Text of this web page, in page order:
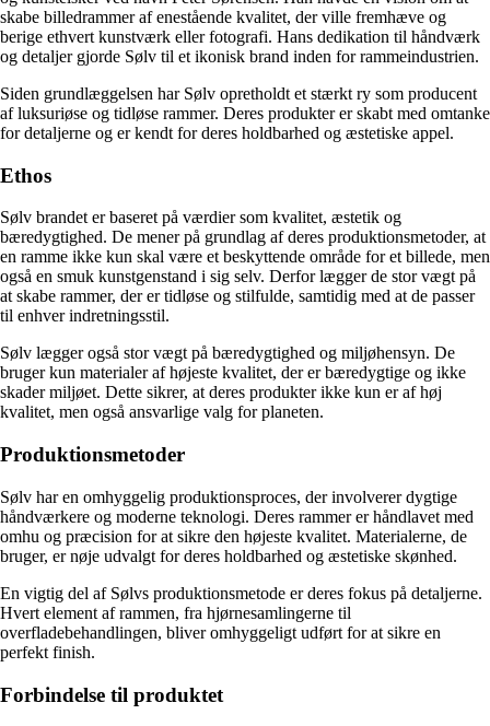
skabe billedrammer af enestående kvalitet, der ville fremhæve og
berige ethvert kunstværk eller fotografi. Hans dedikation til håndværk
og detaljer gjorde Sølv til et ikonisk brand inden for rammeindustrien.
Siden grundlæggelsen har Sølv opretholdt et stærkt ry som producent
af luksuriøse og tidløse rammer. Deres produkter er skabt med omtanke
for detaljerne og er kendt for deres holdbarhed og æstetiske appel.
Ethos
Sølv brandet er baseret på værdier som kvalitet, æstetik og
bæredygtighed. De mener på grundlag af deres produktionsmetoder, at
en ramme ikke kun skal være et beskyttende område for et billede, men
også en smuk kunstgenstand i sig selv. Derfor lægger de stor vægt på
at skabe rammer, der er tidløse og stilfulde, samtidig med at de passer
til enhver indretningsstil.
Sølv lægger også stor vægt på bæredygtighed og miljøhensyn. De
bruger kun materialer af højeste kvalitet, der er bæredygtige og ikke
skader miljøet. Dette sikrer, at deres produkter ikke kun er af høj
kvalitet, men også ansvarlige valg for planeten.
Produktionsmetoder
Sølv har en omhyggelig produktionsproces, der involverer dygtige
håndværkere og moderne teknologi. Deres rammer er håndlavet med
omhu og præcision for at sikre den højeste kvalitet. Materialerne, de
bruger, er nøje udvalgt for deres holdbarhed og æstetiske skønhed.
En vigtig del af Sølvs produktionsmetode er deres fokus på detaljerne.
Hvert element af rammen, fra hjørnesamlingerne til
overfladebehandlingen, bliver omhyggeligt udført for at sikre en
perfekt finish.
Forbindelse til produktet